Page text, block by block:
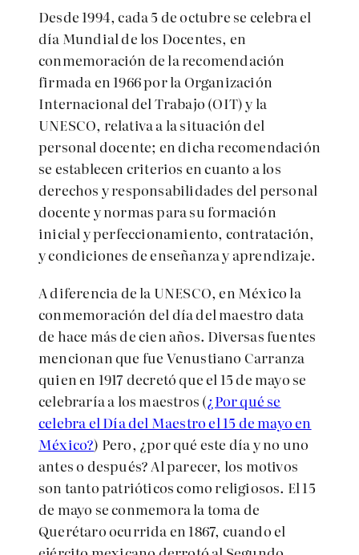
Desde 1994, cada 5 de octubre se celebra el
día Mundial de los Docentes, en
conmemoración de la recomendación
firmada en 1966 por la Organización
Internacional del Trabajo (OIT) y la
UNESCO, relativa a la situación del
personal docente; en dicha recomendación
se establecen criterios en cuanto a los
derechos y responsabilidades del personal
docente y normas para su formación
inicial y perfeccionamiento, contratación,
y condiciones de enseñanza y aprendizaje.
A diferencia de la UNESCO, en México la
conmemoración del día del maestro data
de hace más de cien años. Diversas fuentes
mencionan que fue Venustiano Carranza
quien en 1917 decretó que el 15 de mayo se
celebraría a los maestros (¿Por qué se
celebra el Día del Maestro el 15 de mayo en
México?) Pero, ¿por qué este día y no uno
antes o después? Al parecer, los motivos
son tanto patrióticos como religiosos. El 15
de mayo se conmemora la toma de
Querétaro ocurrida en 1867, cuando el